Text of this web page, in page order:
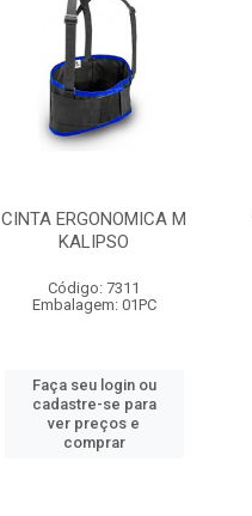
CINTA ERGONOMICA M
KALIPSO
Código: 7311
Embalagem: 01PC
Faça seu login ou
cadastre-se para
ver preços e
comprar